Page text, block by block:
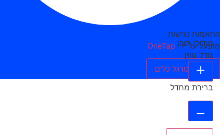
התאמות נגישות
מופעל על ידי OneTap
הסתר סרגל כלים
מודולי תוכן
גודל גופן
ברירת מחדל